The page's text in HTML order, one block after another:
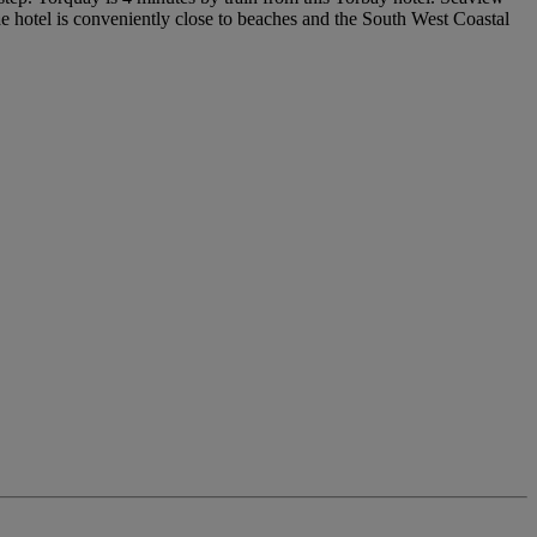
is conveniently close to beaches and the South West Coastal